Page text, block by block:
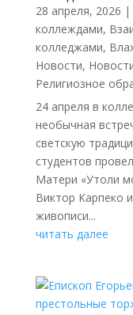
28 апреля, 2026 |
коллеждами,
колледжами,
Новости,
Религиозное
24 апреля в
необычная
светскую
студентов
Матери «Утоли
Виктор Карпеко
живописи...
читать далее